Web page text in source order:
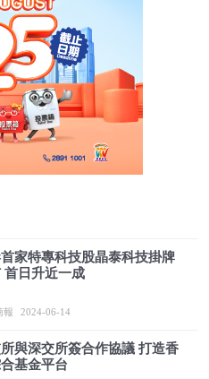
家特專科技股晶泰科技掛牌
首日升近一成
報 2024-06-14
與深交所簽合作協議 打造香
基金平台